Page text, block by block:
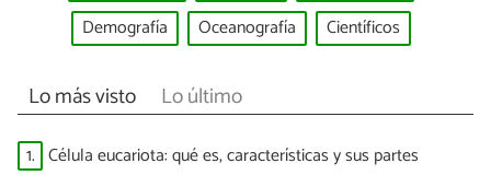
Demografía
Oceanografía Científicos
Lo más visto Lo último
1. Célula eucariota: qué es, características y sus partes